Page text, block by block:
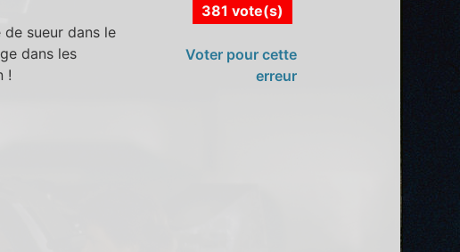
sueur dans le
dans les
!
381 vote(s)
Voter pour cette
erreur